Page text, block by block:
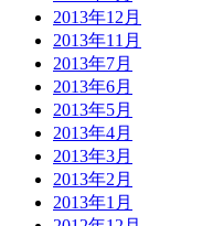
2013年12月
2013年11月
2013年7月
2013年6月
2013年5月
2013年4月
2013年3月
2013年2月
2013年1月